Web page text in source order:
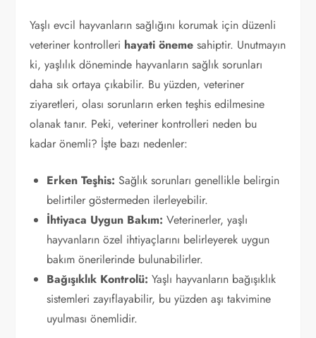
Yaşlı evcil hayvanların sağlığını korumak için düzenli
veteriner kontrolleri hayati öneme sahiptir. Unutmayın
ki, yaşlılık döneminde hayvanların sağlık sorunları
daha sık ortaya çıkabilir. Bu yüzden, veteriner
ziyaretleri, olası sorunların erken teşhis edilmesine
olanak tanır. Peki, veteriner kontrolleri neden bu
kadar önemli? İşte bazı nedenler:
Erken Teşhis: Sağlık sorunları genellikle belirgin
belirtiler göstermeden ilerleyebilir.
İhtiyaca Uygun Bakım: Veterinerler, yaşlı
hayvanların özel ihtiyaçlarını belirleyerek uygun
bakım önerilerinde bulunabilirler.
Bağışıklık Kontrolü: Yaşlı hayvanların bağışıklık
sistemleri zayıflayabilir, bu yüzden aşı takvimine
uyulması önemlidir.